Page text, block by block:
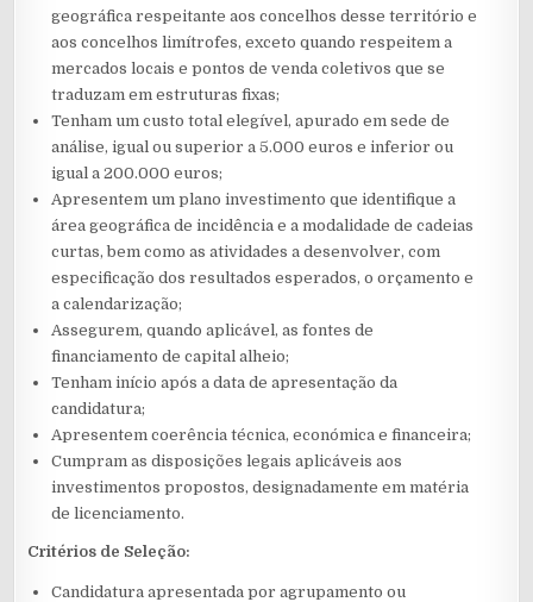
geográfica respeitante aos concelhos desse território e
aos concelhos limítrofes, exceto quando respeitem a
mercados locais e pontos de venda coletivos que se
traduzam em estruturas fixas;
Tenham um custo total elegível, apurado em sede de
análise, igual ou superior a 5.000 euros e inferior ou
igual a 200.000 euros;
Apresentem um plano investimento que identifique a
área geográfica de incidência e a modalidade de cadeias
curtas, bem como as atividades a desenvolver, com
especificação dos resultados esperados, o orçamento e
a calendarização;
Assegurem, quando aplicável, as fontes de
financiamento de capital alheio;
Tenham início após a data de apresentação da
candidatura;
Apresentem coerência técnica, económica e financeira;
Cumpram as disposições legais aplicáveis aos
investimentos propostos, designadamente em matéria
de licenciamento.
Critérios de Seleção:
Candidatura apresentada por agrupamento ou